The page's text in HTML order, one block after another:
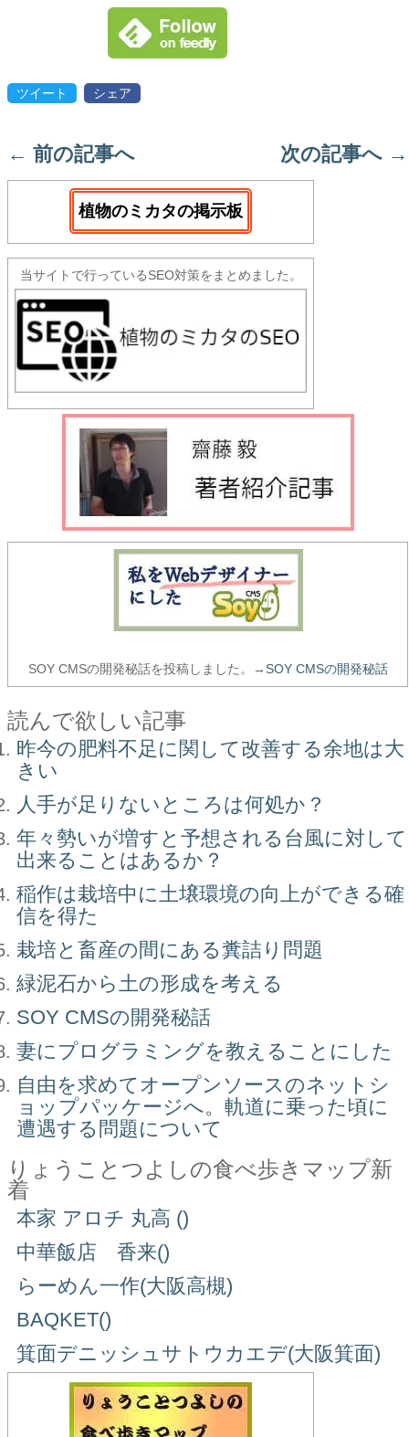
ツイート シェア
← 前の記事へ 次の記事へ →
植物のミカタの掲示板
当サイトで行っているSEO対策をまとめました。
SOY CMSの開発秘話を投稿しました。→SOY CMSの開発秘話
読んで欲しい記事
昨今の肥料不足に関して改善する余地は大
きい
人手が足りないところは何処か？
年々勢いが増すと予想される台風に対して
出来ることはあるか？
稲作は栽培中に土壌環境の向上ができる確
信を得た
栽培と畜産の間にある糞詰り問題
緑泥石から土の形成を考える
SOY CMSの開発秘話
妻にプログラミングを教えることにした
自由を求めてオープンソースのネットシ
ョップパッケージへ。軌道に乗った頃に
遭遇する問題について
りょうことつよしの食べ歩きマップ新
着
本家 アロチ 丸高 ()
中華飯店 香来()
らーめん一作(大阪高槻)
BAQKET()
箕面デニッシュサトウカエデ(大阪箕面)